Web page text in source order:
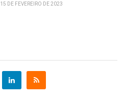
15 DE FEVEREIRO DE 2023